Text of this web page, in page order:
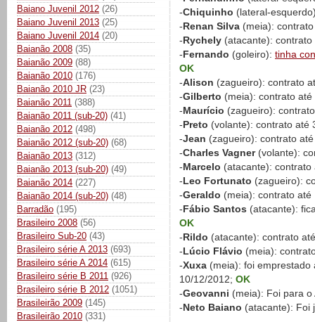
Baiano Juvenil 2012 (26)
Baiano Juvenil 2013 (25)
Baiano Juvenil 2014 (20)
Baianão 2008 (35)
Baianão 2009 (88)
Baianão 2010 (176)
Baianão 2010 JR (23)
Baianão 2011 (388)
Baianão 2011 (sub-20) (41)
Baianão 2012 (498)
Baianão 2012 (sub-20) (68)
Baianão 2013 (312)
Baianão 2013 (sub-20) (49)
Baianão 2014 (227)
Baianão 2014 (sub-20) (48)
Barradão (195)
Brasileiro 2008 (56)
Brasileiro Sub-20 (43)
Brasileiro série A 2013 (693)
Brasileiro série A 2014 (615)
Brasileiro série B 2011 (926)
Brasileiro série B 2012 (1051)
Brasileirão 2009 (145)
Brasileirão 2010 (331)
-Chiquinho (lateral-
-Renan Silva (meia):
-Rychely (atacante):
-Fernando (goleiro): tinha
OK
-Alison (zagueiro): contrato
-Gilberto (meia): contrato
-Maurício (zagueiro):
-Preto (volante): contrato até
-Jean (zagueiro): contrato
-Charles Vagner(volante):
-Marcelo (atacante):
-Leo Fortunato (zagueiro):
-Geraldo (meia): contrato
-Fábio Santos (atacante):
OK
-Rildo (atacante): contrato
-Lúcio Flávio (meia):
-Xuxa (meia): foi emprestado
10/12/2012; OK
-Geovanni (meia): Foi para
-Neto Baiano (atacante): Foi